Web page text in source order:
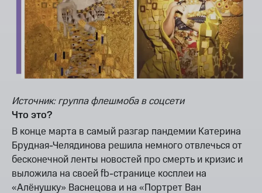
Источник: группа флешмоба в соцсети
Что это?
В конце марта в самый разгар пандемии Катерина
Брудная-Челядинова решила немного отвлечься от
бесконечной ленты новостей про смерть и кризис и
выложила на своей fb-странице косплеи на
«Алёнушку» Васнецова и на «Портрет Ван